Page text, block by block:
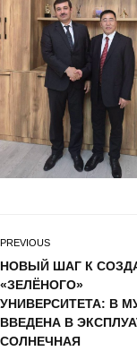
PREVIOUS
НОВЫЙ ШАГ К
«ЗЕЛЁНОГО»
УНИВЕРСИТЕТА: В
ВВЕДЕНА В
СОЛНЕЧНАЯ